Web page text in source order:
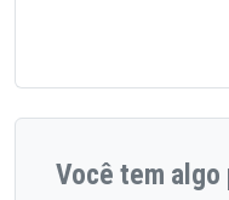
Você tem algo